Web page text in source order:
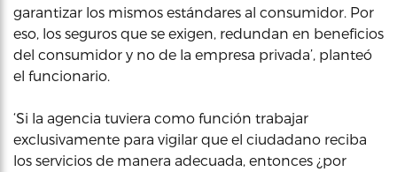
garantizar los mismos estándares al consumidor. Por
eso, los seguros que se exigen, redundan en beneficios
del consumidor y no de la empresa privada’, planteó
el funcionario.
‘Si la agencia tuviera como función trabajar
exclusivamente para vigilar que el ciudadano reciba
los servicios de manera adecuada, entonces ¿por